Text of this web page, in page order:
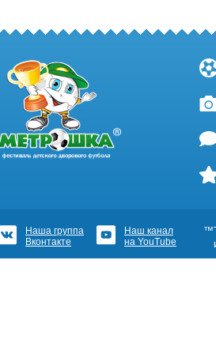
Наша группа
Вконтакте
Наш канал
на YouTube